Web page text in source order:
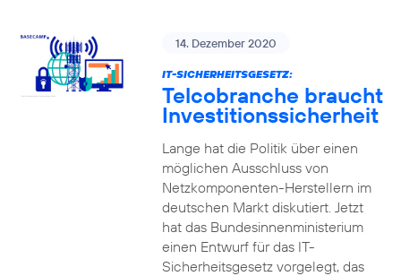
14. Dezember 2020
IT-SICHERHEITSGESETZ:
Telcobranche braucht
Investitionssicherheit
Lange hat die Politik über einen
möglichen Ausschluss von
Netzkomponenten-Herstellern im
deutschen Markt diskutiert. Jetzt
hat das Bundesinnenministerium
einen Entwurf für das IT-
Sicherheitsgesetz vorgelegt, das